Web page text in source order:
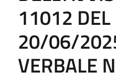
11012 DEL
20/06/
VERBALE